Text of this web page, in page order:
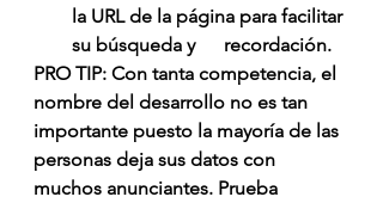
la URL de la página para facilitar
su búsqueda y      recordación.
PRO TIP: Con tanta competencia, el
nombre del desarrollo no es tan
importante puesto la mayoría de las
personas deja sus datos con
muchos anunciantes. Prueba